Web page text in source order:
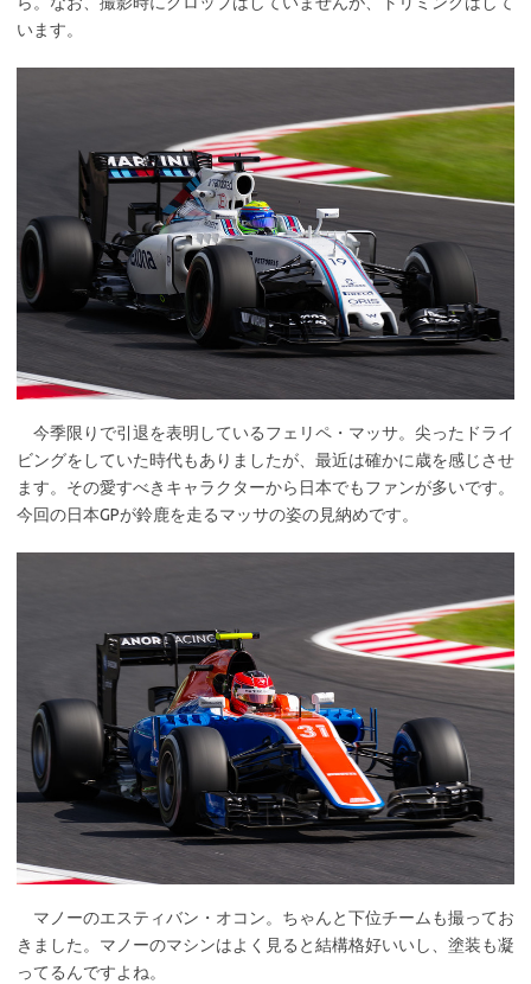
います。
今季限りで引退を表明しているフェリペ・マッサ。尖ったドライ
ビングをしていた時代もありましたが、最近は確かに歳を感じさせ
ます。その愛すべきキャラクターから日本でもファンが多いです。
今回の日本GPが鈴鹿を走るマッサの姿の見納めです。
マノーのエスティバン・オコン。ちゃんと下位チームも撮ってお
きました。マノーのマシンはよく見ると結構格好いいし、塗装も凝
ってるんですよね。